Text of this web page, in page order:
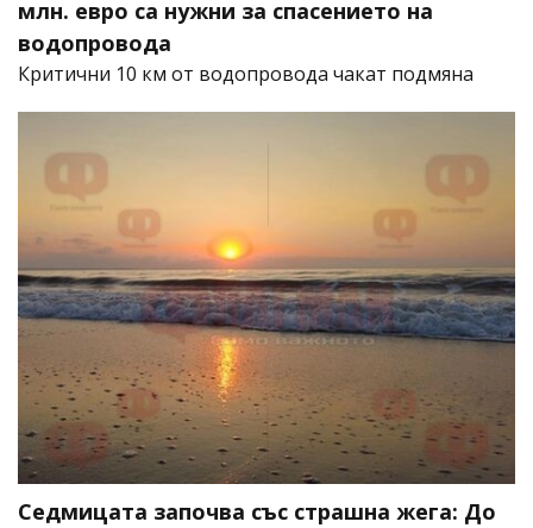
млн. евро са нужни за спасението на
водопровода
Критични 10 км от водопровода чакат подмяна
Седмицата започва със страшна жега: До